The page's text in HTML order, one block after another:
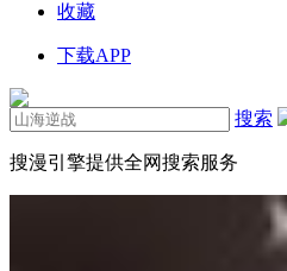
收藏
下载APP
搜索
搜漫引擎提供全网搜索服务